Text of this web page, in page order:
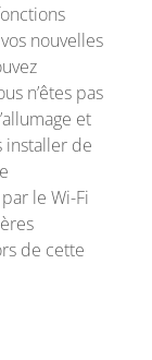
nouvelles
n’êtes pas
et
installer de
le Wi-Fi
de cette